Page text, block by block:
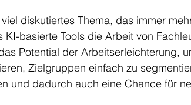
diskutiertes Thema, das immer
basierte Tools die Arbeit von
Potential der Arbeitserleichterung,
Zielgruppen einfach zu
und dadurch auch eine Chance für